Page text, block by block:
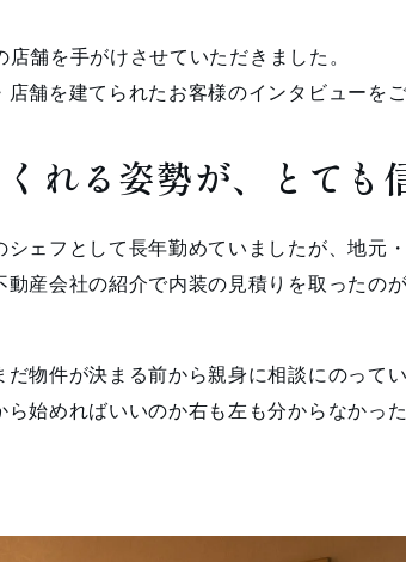
舗を手がけさせていただきました。
舗を建てられたお客様のインタビューをご
れる姿勢が、とても
ェフとして長年勤めていましたが、地元
産会社の紹介で内装の見積りを取ったの
物件が決まる前から親身に相談にのって
始めればいいのか右も左も分からなかっ